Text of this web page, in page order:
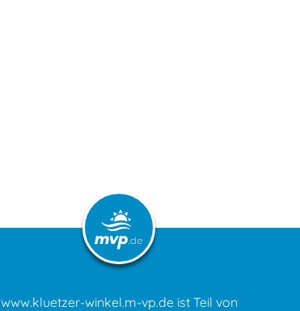
www.kluetzer-winkel.m-vp.de ist Teil von